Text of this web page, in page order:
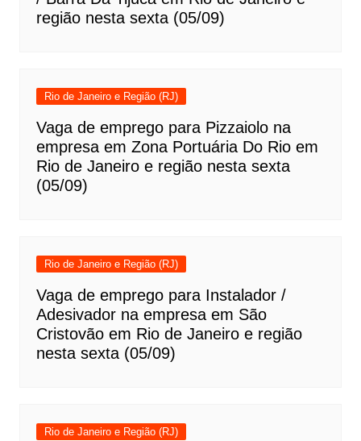
região nesta sexta (05/09)
Rio de Janeiro e Região (RJ)
Vaga de emprego para Pizzaiolo na
empresa em Zona Portuária Do Rio em
Rio de Janeiro e região nesta sexta
(05/09)
Rio de Janeiro e Região (RJ)
Vaga de emprego para Instalador /
Adesivador na empresa em São
Cristovão em Rio de Janeiro e região
nesta sexta (05/09)
Rio de Janeiro e Região (RJ)